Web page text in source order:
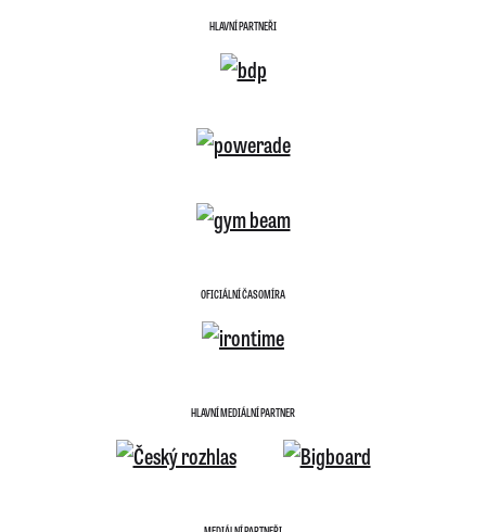
HLAVNÍ PARTNEŘI
OFICIÁLNÍ ČASOMÍRA
HLAVNÍ MEDIÁLNÍ PARTNER